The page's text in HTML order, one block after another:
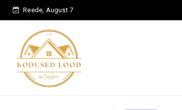
Reede, August 7